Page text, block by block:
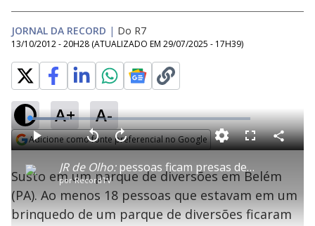
JORNAL DA RECORD | Do R7
13/10/2012 - 20H28 (ATUALIZADO EM 29/07/2025 - 17H39)
A+ A-
Adicione como fonte preferencial no Google
P
l
JR de Olho:pessoas ficam presas de cabeça para baixo em parque de diversões
porRecordTV
P V
l
t
r
0
A
n
ç
a
1
L
o
a
d
e
7
8
3
F
l
s
c
e
n
C
o
a
r
i
l
a
Susto em um parque de diversões em Belém
(PA). Ao menos 18 pessoas que estavam em um
brinquedo de um parque de diversões ficaram